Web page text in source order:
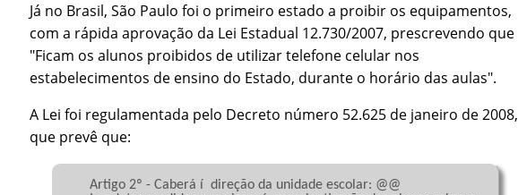
Já no Brasil, São Paulo foi o primeiro estado a proibir os equipamentos,
com a rápida aprovação da Lei Estadual 12.730/2007, prescrevendo que
"Ficam os alunos proibidos de utilizar telefone celular nos
estabelecimentos de ensino do Estado, durante o horário das aulas".
A Lei foi regulamentada pelo Decreto número 52.625 de janeiro de 2008,
que prevê que: